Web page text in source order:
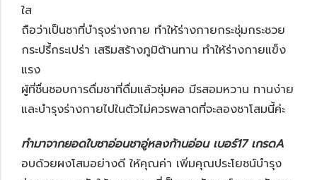
ใส
ถือว่าเป็นชาที่บำรุงร่างกาย ทำให้ร่างกายกระชุ่มกระชวย
กระปรี้กระเปร่า เสริมสร้างภูมิต้านทาน ทำให้ร่างกายแข็ง
แรง
ผู้ที่ชื่นชอบการดื่มชาที่ดื่มแล้วชุ่มคอ มีรสอมหวาน ทานง่าย
และบำรุงร่างกายไปในตัวไม่ควรพลาดที่จะลองชาโสมนี้ค่ะ
ทำมาจากยอดใบชาอ่อนชาอู่หลงก้านอ่อน เบอร์17 เกรดA
อบด้วยผงโสมอย่างดี ให้คุณค่า เพิ่มคุณประโยชน์บำรุง